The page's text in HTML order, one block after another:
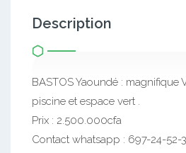
Description
BASTOS Yaoundé : magnifique
piscine et espace vert .
Prix : 2.500.000cfa
Contact whatsapp : 697-24-52-